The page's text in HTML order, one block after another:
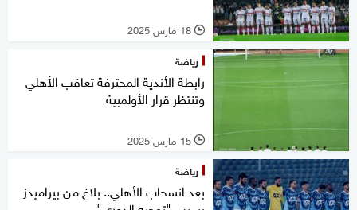
l 18 مارس 2025
رياضة
رابطة الأندية المحترفة تعاقب الأهلي
وتنتظر قرار الأولمبية
l 15 مارس 2025
رياضة
بعد انسحاب الأهلي.. بلاغ من بيراميدز